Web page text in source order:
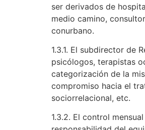
ser derivados de
medio camino,
conurbano.
1.3.1. El subdirector de
psicólogos, terapistas
categorización de la
compromiso hacia el
sociorrelacional, etc.
1.3.2. El control